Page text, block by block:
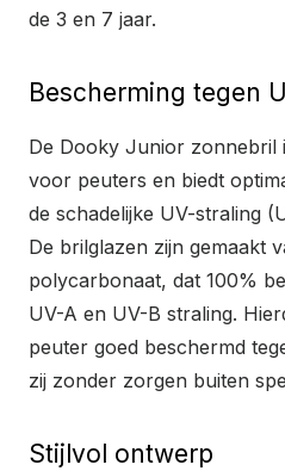
de 3 en 7 jaar.
Bescherming tegen
De Dooky Junior zonnebril
voor peuters en biedt
de schadelijke UV-straling
De brilglazen zijn gemaakt
polycarbonaat, dat 100%
UV-A en UV-B straling.
peuter goed beschermd
zij zonder zorgen buiten
Stijlvol ontwerp